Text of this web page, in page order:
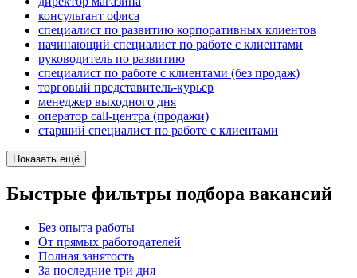
консультант офиса
специалист по развитию корпоративных клиентов
начинающий специалист по работе с клиентами
руководитель по развитию
специалист по работе с клиентами (без продаж)
торговый представитель-курьер
менеджер выходного дня
оператор call-центра (продажи)
старший специалист по работе с клиентами
Показать ещё
Быстрые фильтры подбора вакансий
Без опыта работы
От прямых работодателей
Полная занятость
За последние три дня